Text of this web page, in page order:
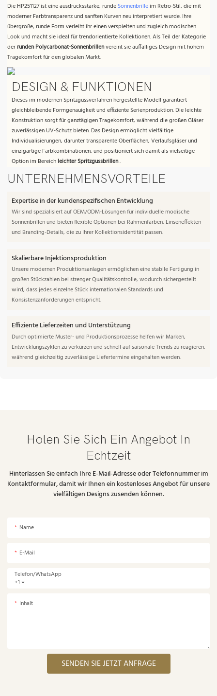
Die HP251127 ist eine ausdrucksstarke, runde Sonnenbrille im Retro-Stil, die mit
moderner Farbtransparenz und sanften Kurven neu interpretiert wurde. Ihre
übergroße, runde Form verleiht ihr einen verspielten und zugleich modischen
Look und macht sie ideal für trendorientierte Kollektionen. Als Teil der Kategorie
derrunden Polycarbonat-Sonnenbrillenvereint sie auffälliges Design mit hohem
Tragekomfort für den globalen Markt.
DESIGN & FUNKTIONEN
Dieses im modernen Spritzgussverfahren hergestellte Modell garantiert
gleichbleibende Formgenauigkeit und effiziente Serienproduktion. Die leichte
Konstruktion sorgt für ganztägigen Tragekomfort, während die großen Gläser
zuverlässigen UV-Schutz bieten. Das Design ermöglicht vielfältige
Individualisierungen, darunter transparente Oberflächen, Verlaufsgläser und
einzigartige Farbkombinationen, und positioniert sich damit als vielseitige
Option im Bereich leichter Spritzgussbrillen.
UNTERNEHMENSVORTEILE
Expertise in der kundenspezifischen Entwicklung
Wir sind spezialisiert auf OEM/ODM-Lösungen für individuelle modische
Sonnenbrillen und bieten flexible Optionen bei Rahmenfarben, Linseneffekten
und Branding-Details, die zu Ihrer Kollektionsidentität passen.
Skalierbare Injektionsproduktion
Unsere modernen Produktionsanlagen ermöglichen eine stabile Fertigung in
großen Stückzahlen bei strenger Qualitätskontrolle, wodurch sichergestellt
wird, dass jedes einzelne Stück internationalen Standards und
Konsistenzanforderungen entspricht.
Effiziente Lieferzeiten und Unterstützung
Durch optimierte Muster- und Produktionsprozesse helfen wir Marken,
Entwicklungszyklen zu verkürzen und schnell auf saisonale Trends zu reagieren,
während gleichzeitig zuverlässige Liefertermine eingehalten werden.
Holen Sie Sich Ein Angebot In
Echtzeit
Hinterlassen Sie einfach Ihre E-Mail-Adresse oder Telefonnummer im
Kontaktformular, damit wir Ihnen ein kostenloses Angebot für unsere
vielfältigen Designs zusenden können.
Name
E-Mail
+1
Telefon/WhatsApp
Inhalt
SENDEN SIE JETZT ANFRAGE